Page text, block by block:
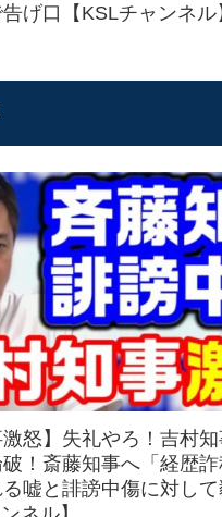
げ口【KSLチャンネル
激怒】失礼やろ！吉村
！斎藤知事へ「経歴詐
嘘と誹謗中傷に対し